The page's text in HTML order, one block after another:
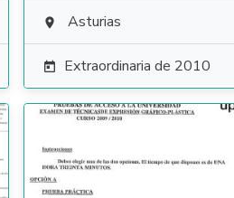
 Asturias
 Extraordinaria de 2010